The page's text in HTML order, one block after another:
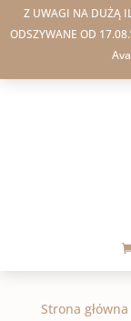
Z UWAGI NA DUŻĄ
ODSZYWANE OD
Strona główna